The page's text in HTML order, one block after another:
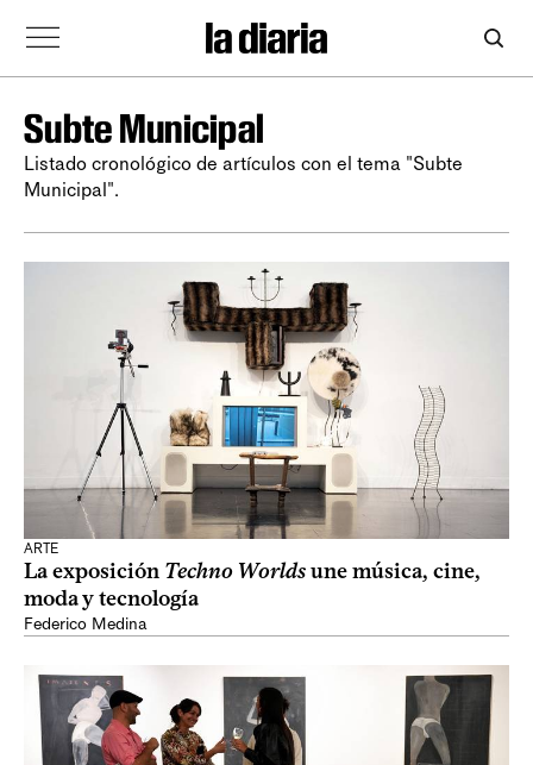
Subte Municipal
Listado cronológico de artículos con el tema "Subte
Municipal".
ARTE
La exposición Techno Worldsune música, cine,
moda y tecnología
Federico Medina